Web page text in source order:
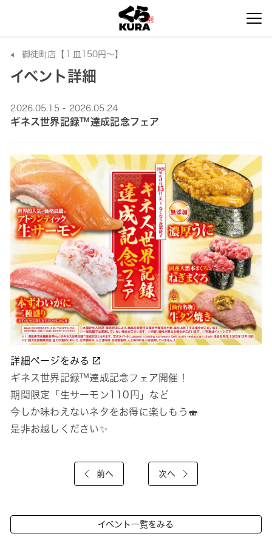
御徒町店【１皿150円～】
イベント詳細
2026.05.15 - 2026.05.24
ギネス世界記録™達成記念フェア
詳細ページをみる
ギネス世界記録™達成記念フェア開催！
期間限定「生サーモン110円」など
今しか味わえないネタをお得に楽しもう🍣
是非お越しください✨
前へ 次へ
イベント一覧をみる